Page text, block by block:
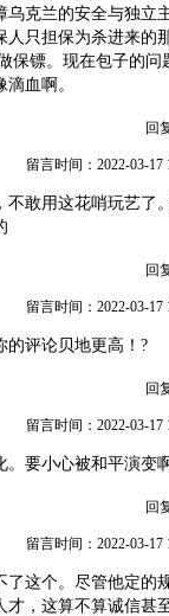
乌克兰的安全与独立
人只担保为杀进来的
保镖。现在包子的问
血啊。
回
留言时间：2022-03-17
不敢用这花哨玩艺了
回
留言时间：2022-03-17
的评论贝地更高！?
回
留言时间：2022-03-17
要小心被和平演变
回
留言时间：2022-03-17
了这个。尽管他定的
才，这算不算诚信甚